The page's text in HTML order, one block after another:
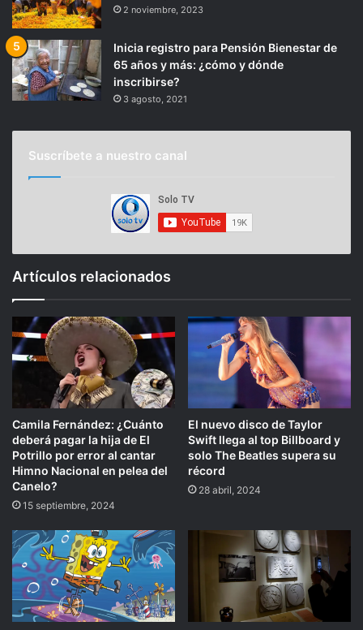
2 noviembre, 2023
Inicia registro para Pensión Bienestar de
65 años y más: ¿cómo y dónde
inscribirse?
3 agosto, 2021
Suscríbete a nuestro canal
Artículos relacionados
Camila Fernández: ¿Cuánto
deberá pagar la hija de El
Potrillo por error al cantar
Himno Nacional en pelea del
Canelo?
15 septiembre, 2024
El nuevo disco de Taylor
Swift llega al top Billboard y
solo The Beatles supera su
récord
28 abril, 2024